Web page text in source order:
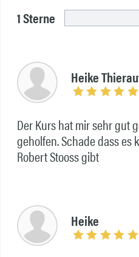
1 Sterne
Heike
Der Kurs hat mir sehr gut
geholfen. Schade dass es
Robert Stooss gibt
Heike